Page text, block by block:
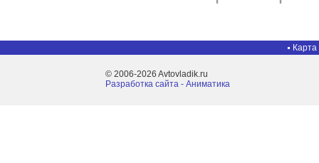
Карта
© 2006-2026 Avtovladik.ru
Разработка сайта - Aниматика